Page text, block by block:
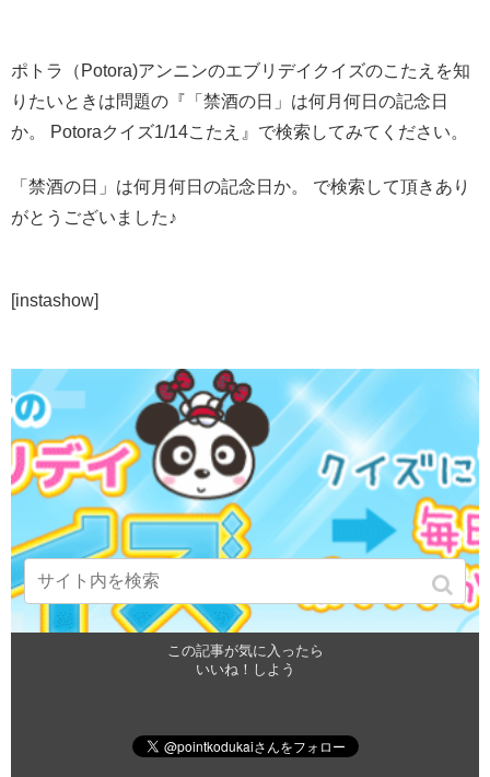
ポトラ（Potora)アンニンのエブリデイクイズのこたえを知
りたいときは問題の『「禁酒の日」は何月何日の記念日
か。 Potoraクイズ1/14こたえ』で検索してみてください。
「禁酒の日」は何月何日の記念日か。 で検索して頂きあり
がとうございました♪
[instashow]
この記事が気に入ったら
いいね！しよう